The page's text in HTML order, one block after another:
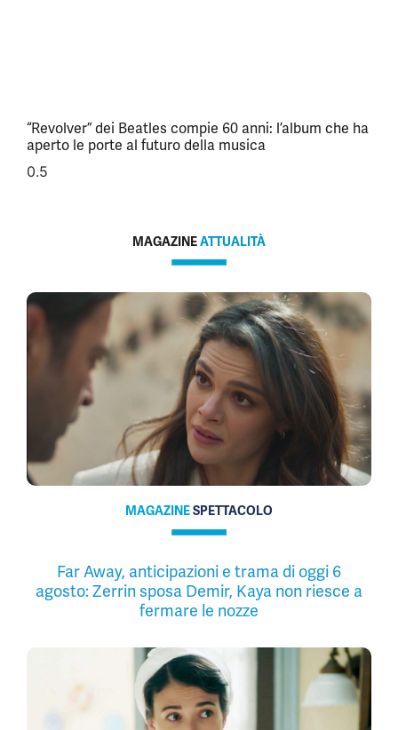
“Revolver” dei Beatles compie 60 anni: l’album che ha
aperto le porte al futuro della musica
MAGAZINEATTUALITÀ
MAGAZINESPETTACOLO
Far Away, anticipazioni e trama di oggi 6
agosto: Zerrin sposa Demir, Kaya non riesce a
fermare le nozze